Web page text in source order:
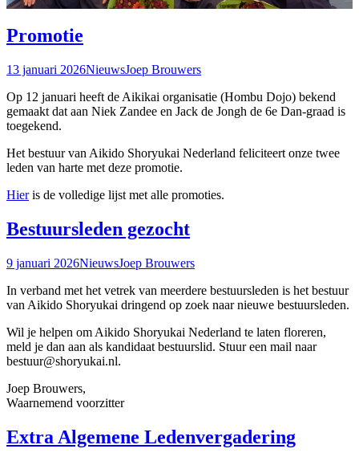
Promotie
13 januari 2026NieuwsJoep Brouwers
Op 12 januari heeft de Aikikai organisatie (Hombu Dojo) bekend
gemaakt dat aan Niek Zandee en Jack de Jongh de 6e Dan-graad is
toegekend.
Het bestuur van Aikido Shoryukai Nederland feliciteert onze twee
leden van harte met deze promotie.
Hieris de volledige lijst met alle promoties.
Bestuursleden gezocht
9 januari 2026NieuwsJoep Brouwers
In verband met het vetrek van meerdere bestuursleden is het bestuur
van Aikido Shoryukai dringend op zoek naar nieuwe bestuursleden.
Wil je helpen om Aikido Shoryukai Nederland te laten floreren,
meld je dan aan als kandidaat bestuurslid. Stuur een mail naar
bestuur@shoryukai.nl.
Joep Brouwers,
Waarnemend voorzitter
Extra Algemene Ledenvergadering